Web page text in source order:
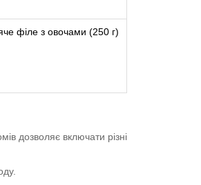
філе з овочами (250 г)
дозволяє включати різні